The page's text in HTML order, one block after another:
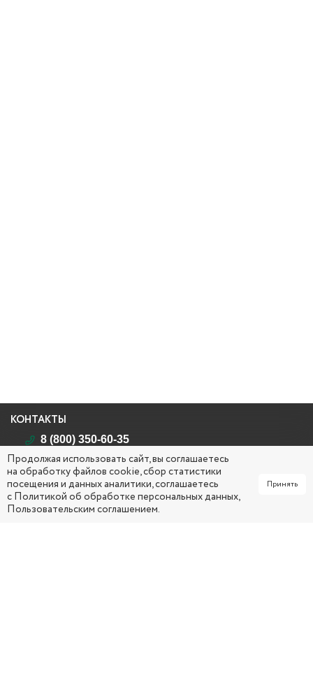
КОНТАКТЫ
8 (800) 350-60-35
Республика Саха (Якутия)
г. Якутск, ул. Кирова, д. 26
mail@yakcsm.ru
ПН - ЧТ 09:00 ч. – 18:00 ч. (обед: 13:00 ч. – 14:00 ч.)
Продолжая использовать сайт, вы соглашаетесь
на обработку файлов cookie, сбор статистики
посещения и данных аналитики, соглашаетесь
сПолитикой об обработке персональных данных,
Пользовательским соглашением.
Принять